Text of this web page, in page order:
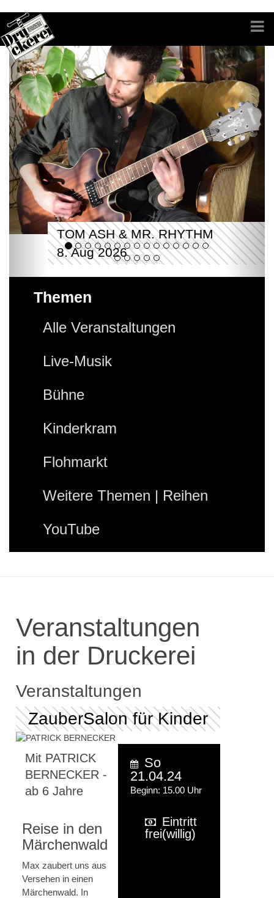
TOM ASH & MR. RHYTHM
8. Aug 2026
Themen
Alle Veranstaltungen
Live-Musik
Bühne
Kinderkram
Flohmarkt
Weitere Themen | Reihen
YouTube
Veranstaltungen
in der Druckerei
Veranstaltungen
ZauberSalon für Kinder
Mit PATRICK
BERNECKER -
ab 6 Jahre
Reise in den
Märchenwald
Max zaubert uns aus
Versehen in einen
Märchenwald. In
So
21.04.24
Beginn: 15.00 Uhr
Eintritt
frei(willig)